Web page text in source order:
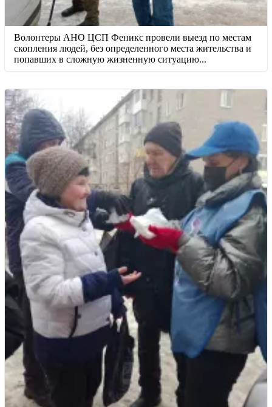
Волонтеры АНО ЦСП Феникс провели выезд по местам
скопления людей, без определенного места жительства и
попавших в сложную жизненную ситуацию...